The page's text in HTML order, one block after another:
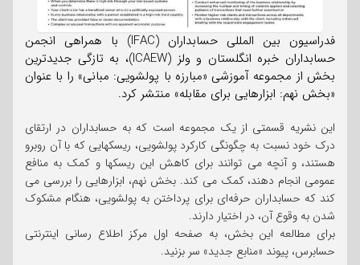
فدراسیون بین المللی حسابداران (IFAC) با همراهی انجمن
حسابداران خبره انگلستان و ولز (ICAEW)، به تازگی جدیدترین
بخش از مجموعه آموزشی «مبارزه با پولشویی: مبانی» را با عنوان
«بخش نهم: ابزارهایی برای مقابله» منتشر کرد.
این نشریه قسمتی از یک مجموعه است که به حسابداران در ارتقای
درک خود نسبت به چگونگی کارکرد پولشویی، ریسکهایی که با آن روبرو
هستند، و آنچه می توانند برای کاهش این ریسکها و کمک به منافع
عمومی انجام دهند، کمک می کند. بخش نهم، ابزارهایی را بررسی می
کند که حسابداران حرفه‌ای برای پرداختن به پولشویی، هنگام مشکوک
شدن به وقوع آن، در اختیار دارند.
برای مطالعه این بخش، به صفحه اول مرکز اطلاع رسانی اینترنتی
حسابرس، پیوند «منابع جدید» سر بزنید.